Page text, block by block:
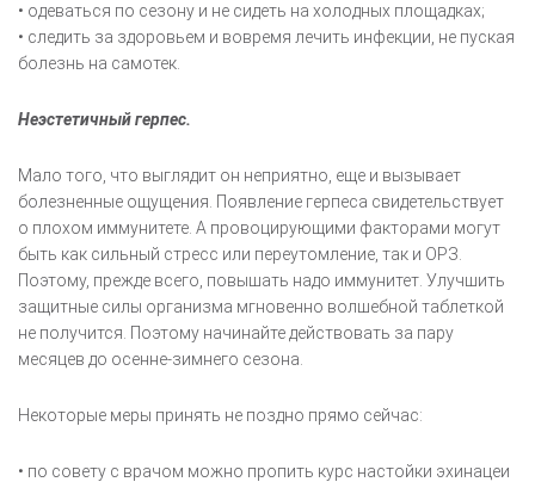
• одеваться по сезону и не сидеть на холодных площадках;
• следить за здоровьем и вовремя лечить инфекции, не пуская
болезнь на самотек.
Неэстетичный герпес.
Мало того, что выглядит он неприятно, еще и вызывает
болезненные ощущения. Появление герпеса свидетельствует
о плохом иммунитете. А провоцирующими факторами могут
быть как сильный стресс или переутомление, так и ОРЗ.
Поэтому, прежде всего, повышать надо иммунитет. Улучшить
защитные силы организма мгновенно волшебной таблеткой
не получится. Поэтому начинайте действовать за пару
месяцев до осенне-зимнего сезона.
Некоторые меры принять не поздно прямо сейчас:
• по совету с врачом можно пропить курс настойки эхинацеи